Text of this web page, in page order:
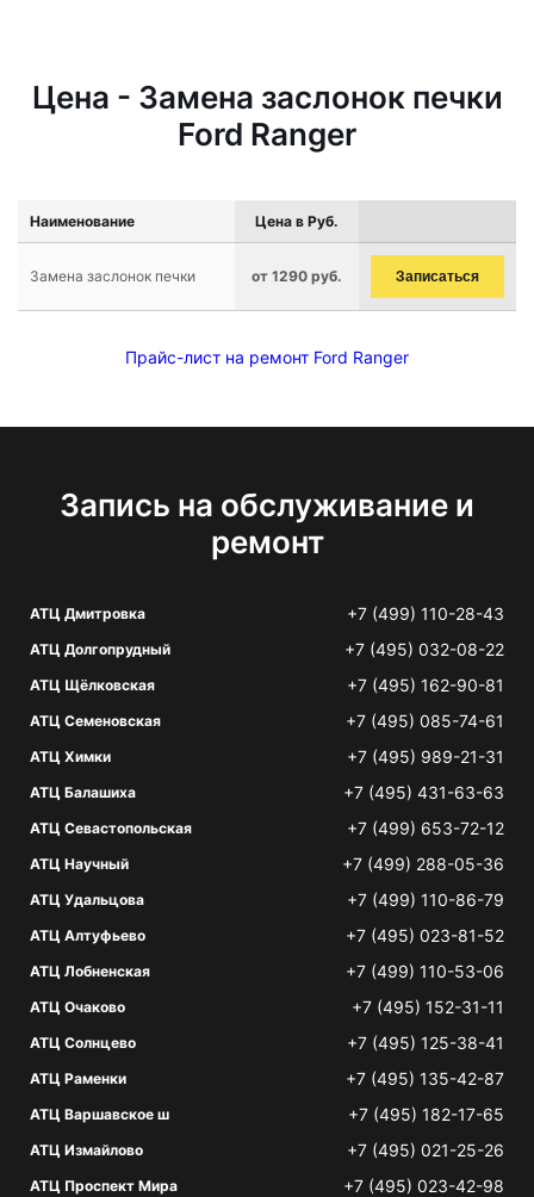
Цена - Замена заслонок печки
Ford Ranger
Наименование Цена в Руб.
Замена заслонок печки от 1290 руб. Записаться
Прайс-лист на ремонт Ford Ranger
Запись на обслуживание и
ремонт
АТЦ Дмитровка +7 (499) 110-28-43
АТЦ Долгопрудный +7 (495) 032-08-22
АТЦ Щёлковская +7 (495) 162-90-81
АТЦ Семеновская +7 (495) 085-74-61
АТЦ Химки +7 (495) 989-21-31
АТЦ Балашиха +7 (495) 431-63-63
АТЦ Севастопольская +7 (499) 653-72-12
АТЦ Научный +7 (499) 288-05-36
АТЦ Удальцова +7 (499) 110-86-79
АТЦ Алтуфьево +7 (495) 023-81-52
АТЦ Лобненская +7 (499) 110-53-06
АТЦ Очаково +7 (495) 152-31-11
АТЦ Солнцево +7 (495) 125-38-41
АТЦ Раменки +7 (495) 135-42-87
АТЦ Варшавское ш +7 (495) 182-17-65
АТЦ Измайлово +7 (495) 021-25-26
АТЦ Проспект Мира +7 (495) 023-42-98